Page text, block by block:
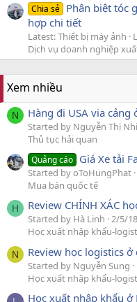
Chia sẻ Phân biệt tóc
hợp chi tiết
Latest: Thiết bị máy ảnh
Dịch vụ doanh nghiệp
Xem nhiều
N Hàng đi USA via cảng
Started by Nguyễn Thị Nhi
Thủ tục hải quan
Quảng cáo Giá Xe tải
Started by oToHungPhat
Mua bán quốc tế
H Review CHÍNH XÁC
Started by Hà Linh 2/5/18
Học xuất nhập khẩu-
N Review học logistics ở
Started by Nguyễn Sung
Học xuất nhập khẩu-
Học xuất nhập khẩu